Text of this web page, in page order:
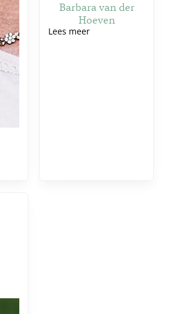
Barbara van der
Hoeven
Lees meer